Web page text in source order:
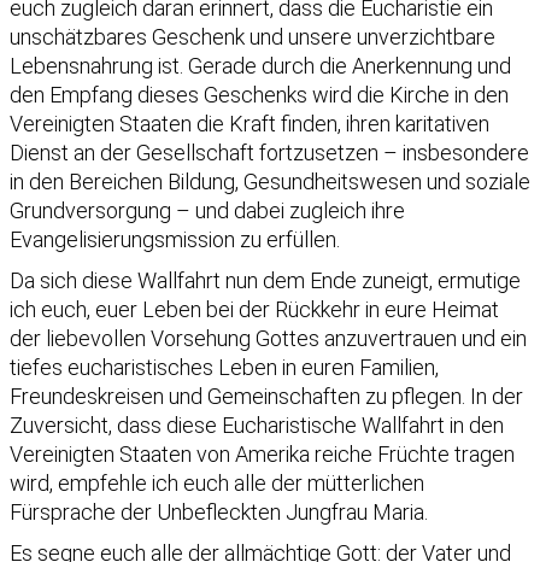
euch zugleich daran erinnert, dass die Eucharistie ein
unschätzbares Geschenk und unsere unverzichtbare
Lebensnahrung ist. Gerade durch die Anerkennung und
den Empfang dieses Geschenks wird die Kirche in den
Vereinigten Staaten die Kraft finden, ihren karitativen
Dienst an der Gesellschaft fortzusetzen – insbesondere
in den Bereichen Bildung, Gesundheitswesen und soziale
Grundversorgung – und dabei zugleich ihre
Evangelisierungsmission zu erfüllen.
Da sich diese Wallfahrt nun dem Ende zuneigt, ermutige
ich euch, euer Leben bei der Rückkehr in eure Heimat
der liebevollen Vorsehung Gottes anzuvertrauen und ein
tiefes eucharistisches Leben in euren Familien,
Freundeskreisen und Gemeinschaften zu pflegen. In der
Zuversicht, dass diese Eucharistische Wallfahrt in den
Vereinigten Staaten von Amerika reiche Früchte tragen
wird, empfehle ich euch alle der mütterlichen
Fürsprache der Unbefleckten Jungfrau Maria.
Es segne euch alle der allmächtige Gott: der Vater und